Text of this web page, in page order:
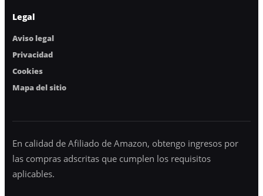
Legal
Aviso legal
Privacidad
Cookies
Mapa del sitio
En calidad de Afiliado de Amazon, obtengo ingresos por
las compras adscritas que cumplen los requisitos
aplicables.